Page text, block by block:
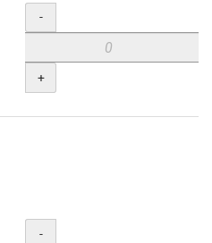
Menge
-
+
Menge
-